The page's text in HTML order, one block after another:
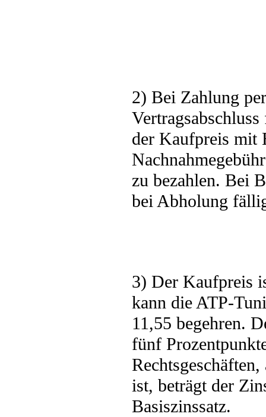
2) Bei Zahlung
der Kaufpreis mit
zu bezahlen. Bei
bei Abholung
3) Der Kaufpreis
kann die ATP-
11,55 begehren.
fünf
ist, beträgt der
Basiszinssatz.